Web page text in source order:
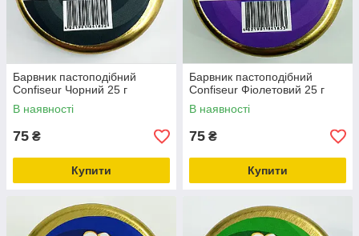
Барвник пастоподібний
Confiseur Чорний 25 г
В наявності
75 ₴
Купити
Барвник пастоподібний
Confiseur Фіолетовий 25 г
В наявності
75 ₴
Купити